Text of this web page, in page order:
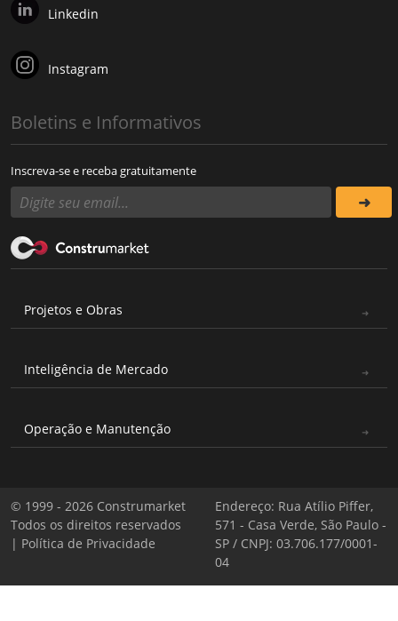
Linkedin
Instagram
Boletins e Informativos
Inscreva-se e receba gratuitamente
Projetos e Obras
Inteligência de Mercado
Operação e Manutenção
© 1999 - 2026 Construmarket
Todos os direitos reservados
| Política de Privacidade
Endereço: Rua Atílio Piffer,
571 - Casa Verde, São Paulo -
SP / CNPJ: 03.706.177/0001-
04